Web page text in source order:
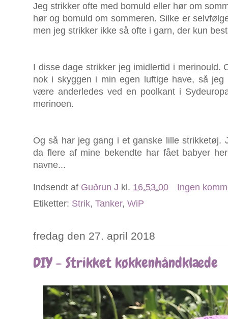
Jeg strikker ofte med bomuld eller hør om
hør og bomuld om sommeren. Silke er
men jeg strikker ikke så ofte i garn, der kun
I disse dage strikker jeg imidlertid i merinould.
nok i skyggen i min egen luftige have, så
være anderledes ved en poolkant i
merinoen.
Og så har jeg gang i et ganske lille strikketøj.
da flere af mine bekendte har fået babyer
navne...
Indsendt af Guðrun J kl. 16.53.00
Ingen
Etiketter: Strik, Tanker, WiP
fredag den 27. april 2018
DIY - Strikket køkkenhåndklæde